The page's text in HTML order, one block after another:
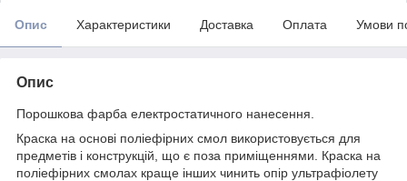
Опис Характеристики Доставка Оплата Умови
Опис
Порошкова фарба електростатичного нанесення.
Краска на основі поліефірних смол використовується для
предметів і конструкцій, що є поза приміщеннями. Краска на
поліефірних смолах краще інших чинить опір ультрафіолету